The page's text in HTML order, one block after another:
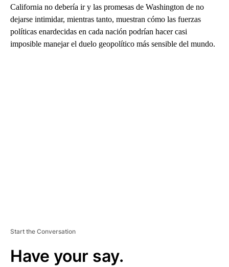
California no debería ir y las promesas de Washington de no
dejarse intimidar, mientras tanto, muestran cómo las fuerzas
políticas enardecidas en cada nación podrían hacer casi
imposible manejar el duelo geopolítico más sensible del mundo.
Start the Conversation
Have your say.